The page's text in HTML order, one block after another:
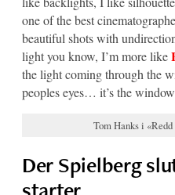
one of the best
beautiful shots with
light you know, I’m more like
the light coming through the
peoples eyes… it’s the
Tom Hanks i
Der Spielberg